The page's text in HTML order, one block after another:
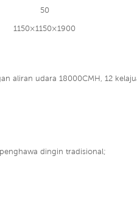
50
1150×1150×1900
aliran udara 18000CMH, 12
dingin tradisional;